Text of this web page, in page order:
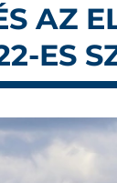
AZ
ES